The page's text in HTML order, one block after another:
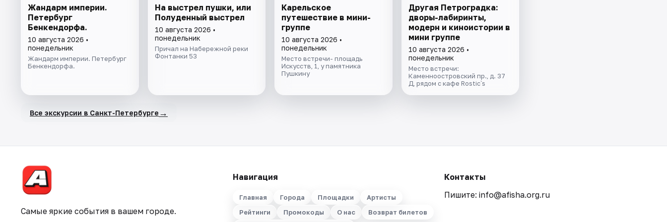
Жандарм империи.
Петербург
Бенкендорфа.
10 августа 2026 •
понедельник
Жандарм империи. Петербург
Бенкендорфа.
На выстрел пушки, или
Полуденный выстрел
10 августа 2026 •
понедельник
Причал на Набережной реки
Фонтанки 53
Карельское
путешествие в мини-
группе
10 августа 2026 •
понедельник
Место встречи- площадь
Искусств, 1, у памятника
Пушкину
Другая Петроградка:
дворы-лабиринты,
модерн и киноистории в
мини группе
10 августа 2026 •
понедельник
Место встречи:
Каменноостровский пр., д. 37
Д, рядом с кафе Rostic`s
Все экскурсии в Санкт-Петербурге →
Самые яркие события в вашем городе.
Навигация
Главная Города Площадки
Артисты
Рейтинги
Промокоды О нас Возврат билетов
Контакты
Пишите: info@afisha.org.ru